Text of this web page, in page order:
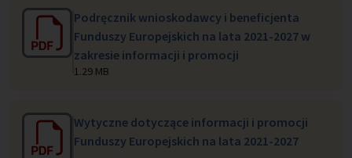
Podręcznik wnioskodawcy i beneficjenta
Funduszy Europejskich na lata 2021-2027 w
zakresie informacji i promocji
1.29 MB
Wytyczne dotyczące informacji i promocji
Funduszy Europejskich na lata 2021-2027